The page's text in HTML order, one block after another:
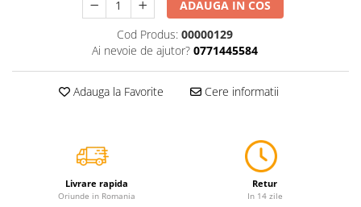
ADAUGA IN COS
Cod Produs: 00000129
Ai nevoie de ajutor? 0771445584
Adauga la Favorite Cere informatii
Livrare rapida
Oriunde in Romania
Retur
In 14 zile